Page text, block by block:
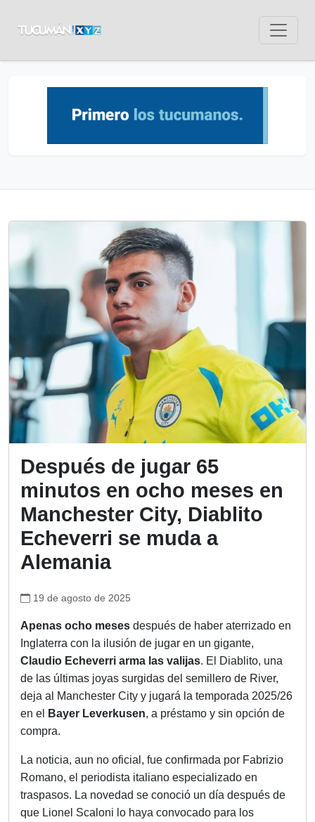
Después de jugar 65
minutos en ocho meses en
Manchester City, Diablito
Echeverri se muda a
Alemania
19 de agosto de 2025
Apenas ocho meses después de haber aterrizado en
Inglaterra con la ilusión de jugar en un gigante,
Claudio Echeverri arma las valijas. El Diablito, una
de las últimas joyas surgidas del semillero de River,
deja al Manchester City y jugará la temporada 2025/26
en el
Bayer Leverkusen, a préstamo y sin opción de
compra.
La noticia, aun no oficial, fue confirmada por Fabrizio
Romano, el periodista italiano especializado en
traspasos. La novedad se conoció un día después de
que Lionel Scaloni lo haya convocado para los